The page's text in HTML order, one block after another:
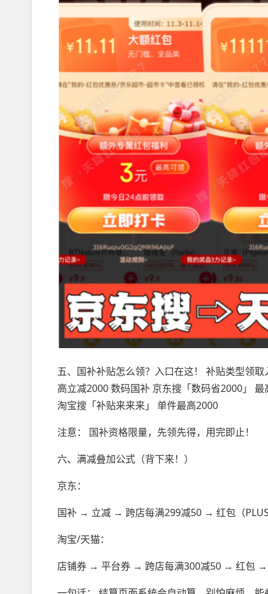
五、国补补贴怎么领？入口在这！ 补贴类型领
高立减2000 数码国补 京东搜「数码省2000」
淘宝搜「补贴来来来」 单件最高2000
注意： 国补资格限量，先领先得，用完即止！
六、满减叠加公式（背下来！）
京东：
国补 → 立减 → 跨店每满299减50 → 红包（PLUS
淘宝/天猫：
店铺券 → 平台券 → 跨店每满300减50 → 红包 →